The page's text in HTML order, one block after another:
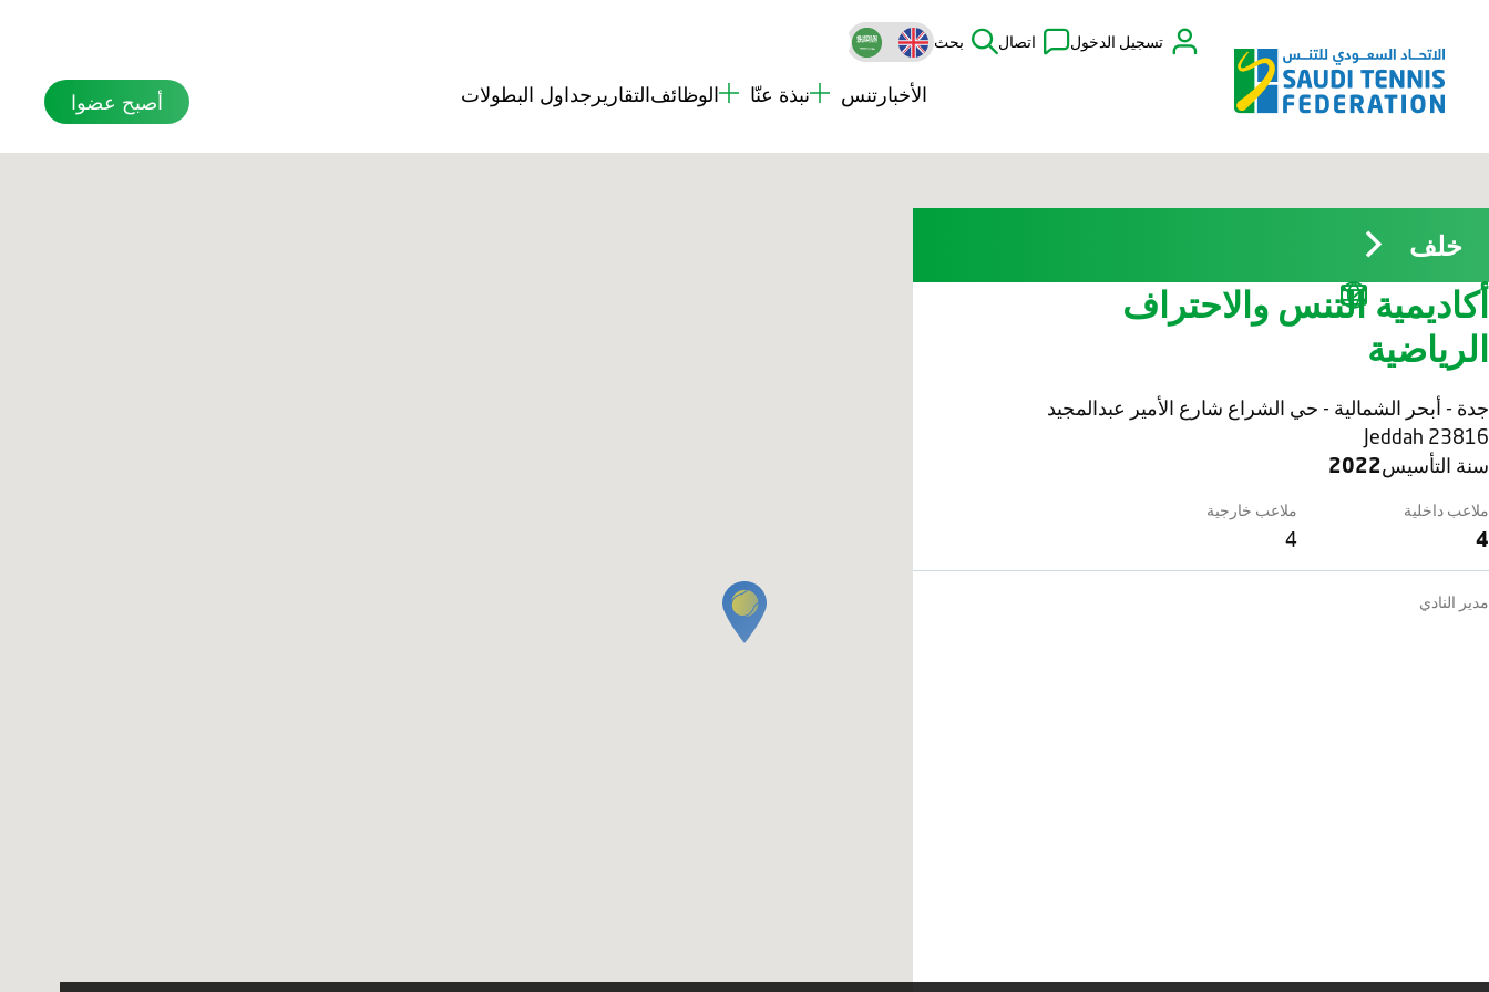
تسجيل الدخول اتصال بحث
الأخبارتنس نبذة عنّا الوظائفالتقارير جداول البطولات أصبح عضوا
خلف
أكاديمية التنس والاحتراف
الرياضية
جدة - أبحر الشمالية - حي الشراع شارع الأمير عبدالمجيد
23816 Jeddah
سنة التأسيس2022
ملاعب داخلية
4
ملاعب خارجية
4
مدير النادي